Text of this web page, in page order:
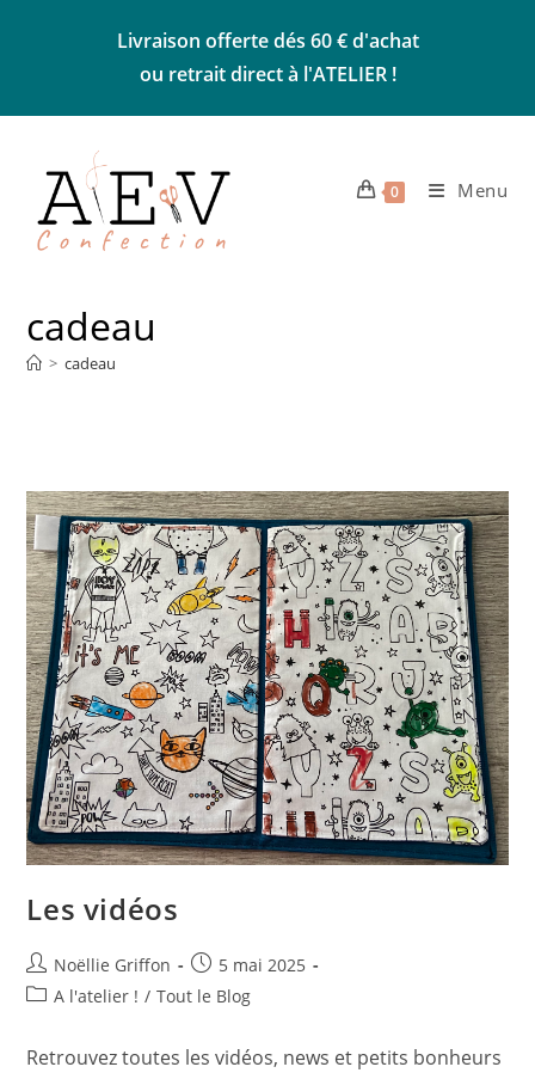
Livraison offerte dés 60 € d'achat
ou retrait direct à l'ATELIER !
0 Menu
cadeau
> cadeau
Les vidéos
Auteur/autrice
de
Noëllie Griffon
Publication
publiée :
5 mai 2025
PostA l'atelier ! / Tout le Blog
Retrouvez toutes les vidéos, news et petits bonheurs